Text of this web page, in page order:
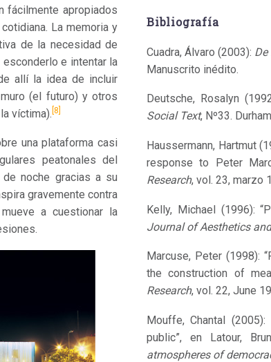
fácilmente apropiados
La memoria y
de la necesidad de
e intentar la
allí la idea de incluir
(el futuro) y otros
víctima). [8]
una plataforma casi
peatonales del
noche gracias a su
gravemente contra
a cuestionar la
Bibliografía
Cuadra, Álvaro (2003):
Manuscrito inédito.
Deutsche, Rosalyn
Social Text, Nº33.
Haussermann, Hartmut
response to Peter
Research, vol. 23, marzo
Kelly, Michael (1996):
Journal of Aesthetics
Marcuse, Peter (1998):
the construction of
Research, vol. 22, June
Mouffe, Chantal
public”, en Latour,
atmospheres of